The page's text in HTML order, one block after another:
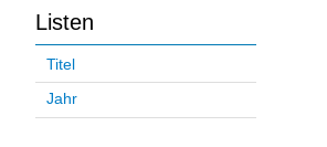
Listen
Titel
Jahr